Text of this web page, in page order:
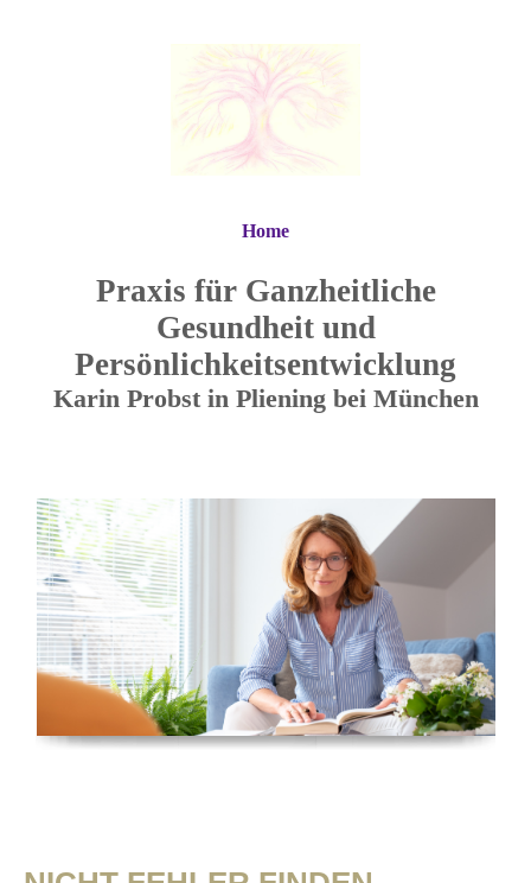
Praxis für Ganzheitliche
Gesundheit und
Persönlichkeitsentwicklung
Karin Probst in Pliening bei München
Home